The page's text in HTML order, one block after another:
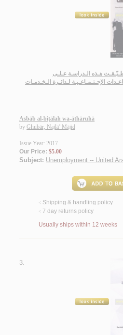
طـبّـقـت هـذه الـدراسـة عـلـى
الإجـتـمـاعـيـة لـدائـرة الـخـدمـات
Asbāb al-biṭālah wa-āthāruhā
by Ghubār, Najlā’ Mājid
Issue Year: 2017
Our Price: $5.00
Subject: Unemployment -- United
< Shipping & handling policy
< 7 day returns policy
Usually ships within 12 weeks
3.